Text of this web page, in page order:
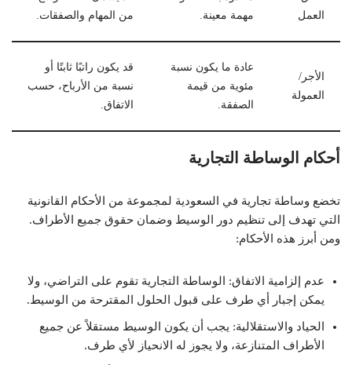
العمل
مهمة معينة.
من المهام والصفقات.
الأجر/
العمولة
عادة ما يكون نسبة
مئوية من قيمة
الصفقة.
قد يكون راتبًا ثابتًا أو
نسبة من الأرباح، حسب
الاتفاق.
أحكام الوساطة التجارية
تخضع وساطة تجارية في السعودية لمجموعة من الأحكام القانونية
التي تهدف إلى تنظيم دور الوسيط وضمان حقوق جميع الأطراف.
ومن أبرز هذه الأحكام:
عدم إلزامية الاتفاق: الوساطة التجارية تقوم على التراضي، ولا
يمكن إجبار أي طرف على قبول الحلول المقترحة من الوسيط.
الحياد والاستقلالية: يجب أن يكون الوسيط مستقلاً عن جميع
الأطراف المتنازعة، ولا يجوز له الانحياز لأي طرف.